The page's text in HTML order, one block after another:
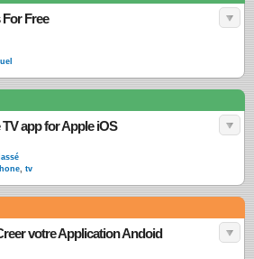
Free
app for Apple iOS
, tv
votre Application Andoid